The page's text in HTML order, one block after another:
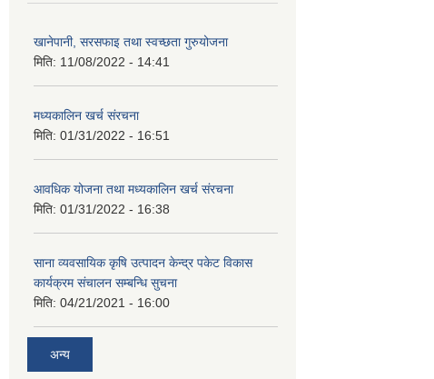
खानेपानी, सरसफाइ तथा स्वच्छता गुरुयोजना
मिति: 11/08/2022 - 14:41
मध्यकालिन खर्च संरचना
मिति: 01/31/2022 - 16:51
आवधिक योजना तथा मध्यकालिन खर्च संरचना
मिति: 01/31/2022 - 16:38
साना व्यवसायिक कृषि उत्पादन केन्द्र पकेट विकास
कार्यक्रम संचालन सम्बन्धि सुचना
मिति: 04/21/2021 - 16:00
अन्य